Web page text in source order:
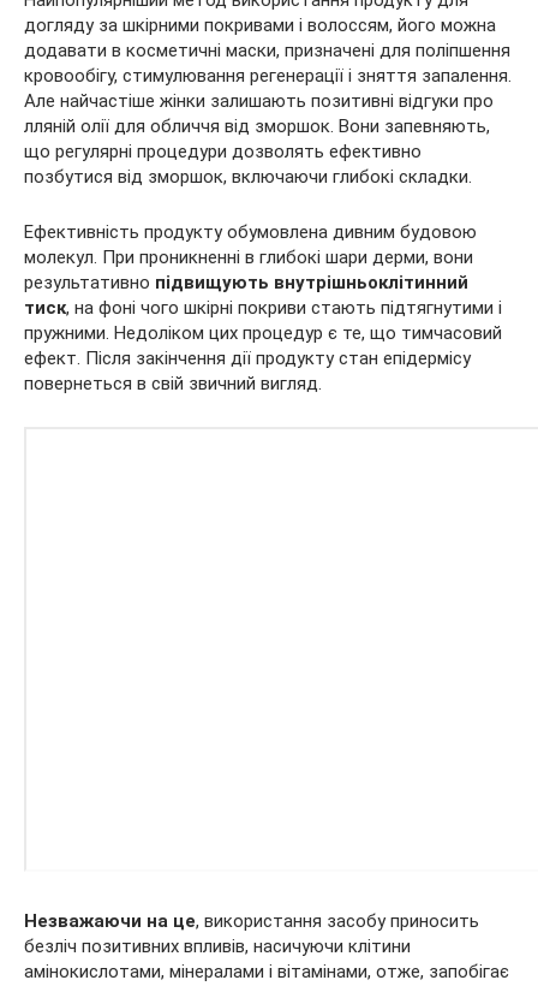
догляду за шкірними покривами і волоссям, його можна
додавати в косметичні маски, призначені для поліпшення
кровообігу, стимулювання регенерації і зняття запалення.
Але найчастіше жінки залишають позитивні відгуки про
лляній олії для обличчя від зморшок. Вони запевняють,
що регулярні процедури дозволять ефективно
позбутися від зморшок, включаючи глибокі складки.
Ефективність продукту обумовлена дивним будовою
молекул. При проникненні в глибокі шари дерми, вони
результативно підвищують внутрішньоклітинний
тиск, на фоні чого шкірні покриви стають підтягнутими і
пружними. Недоліком цих процедур є те, що тимчасовий
ефект. Після закінчення дії продукту стан епідермісу
повернеться в свій звичний вигляд.
Незважаючи на це, використання засобу приносить
безліч позитивних впливів, насичуючи клітини
амінокислотами, мінералами і вітамінами, отже, запобігає